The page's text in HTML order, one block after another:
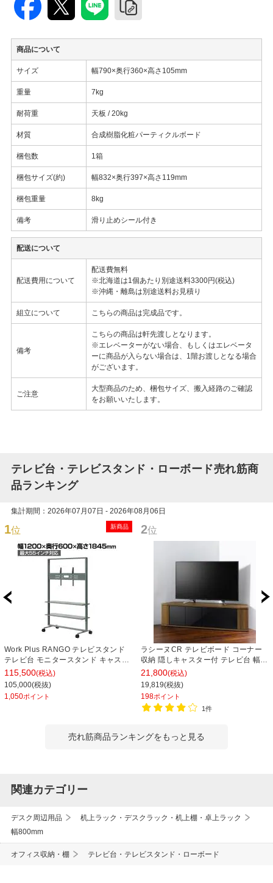
商品について
サイズ 幅790×奥行360×高さ105mm
重量 7kg
耐荷重 天板 / 20kg
材質 合成樹脂化粧パーティクルボード
梱包数 1箱
梱包サイズ(約) 幅832×奥行397×高さ119mm
梱包重量 8kg
備考 滑り止めシール付き
配送について
配送費用について
配送費無料
※北海道は1個あたり別途送料3300円(税込)
※沖縄・離島は別途送料お見積り
組立について こちらの商品は完成品です。
備考
こちらの商品は軒先渡しとなります。
※エレベーターがない場合、もしくはエレベータ
ーに商品が入らない場合は、1階お渡しとなる場合
がございます。
ご注意
大型商品のため、梱包サイズ、搬入経路のご確認
をお願いいたします。
テレビ台・テレビスタンド・ローボード売れ筋商
品ランキング
集計期間：2026年07月07日 - 2026年08月06日
1位 新商品
Work Plus RANGO テレビスタンド
テレビ台 モニタースタンド キャスタ
ー付き オフィス 会議室 業務用 幅
1200×奥行600×高さ1845mm
WorkPlus
115,500(税込)
105,000(税抜)
1,050ポイント
2位
ラシーヌCR テレビボード コーナー
収納 隠しキャスター付 テレビ台 幅
1488×奥行390×高さ377mm
21,800(税込)
19,819(税抜)
198ポイント
1件
売れ筋商品ランキングをもっと見る
関連カテゴリー
デスク周辺用品
机上ラック・デスクラック・机上棚・卓上ラック
幅800mm
オフィス収納・棚 テレビ台・テレビスタンド・ローボード